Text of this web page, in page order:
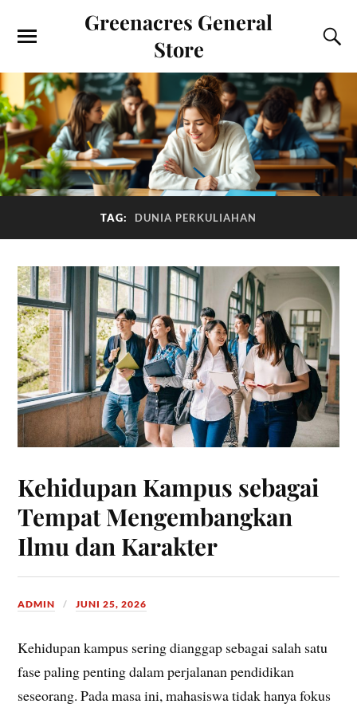
Greenacres General
Store
TAG: DUNIA PERKULIAHAN
Kehidupan Kampus sebagai
Tempat Mengembangkan
Ilmu dan Karakter
ADMIN JUNI 25, 2026
Kehidupan kampus sering dianggap sebagai salah satu
fase paling penting dalam perjalanan pendidikan
seseorang. Pada masa ini, mahasiswa tidak hanya fokus